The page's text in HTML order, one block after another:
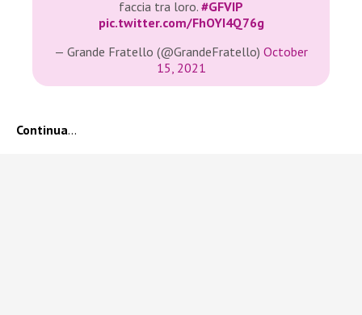
faccia tra loro. #GFVIP
pic.twitter.com/FhOYI4Q76g
— Grande Fratello (@GrandeFratello) October
15, 2021
Continua…